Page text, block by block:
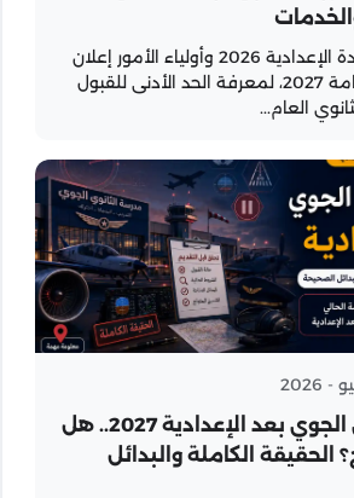
ينتظر طلاب الشهادة الإعدادية 2026 وأولياء الأمور إعلان
تنسيق الثانوية العامة 2027، لمعرفة الحد الأدنى للقبول
العام...
مدرسة الثانوي الجوي بعد الإعدادية 2027.. هل
الحقيقة الكاملة والبدائل